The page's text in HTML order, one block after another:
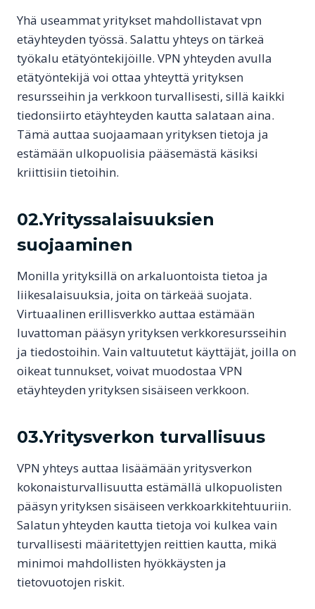
Yhä useammat yritykset mahdollistavat vpn
etäyhteyden työssä. Salattu yhteys on tärkeä
työkalu etätyöntekijöille. VPN yhteyden avulla
etätyöntekijä voi ottaa yhteyttä yrityksen
resursseihin ja verkkoon turvallisesti, sillä kaikki
tiedonsiirto etäyhteyden kautta salataan aina.
Tämä auttaa suojaamaan yrityksen tietoja ja
estämään ulkopuolisia pääsemästä käsiksi
kriittisiin tietoihin.
02.Yrityssalaisuuksien
suojaaminen
Monilla yrityksillä on arkaluontoista tietoa ja
liikesalaisuuksia, joita on tärkeää suojata.
Virtuaalinen erillisverkko auttaa estämään
luvattoman pääsyn yrityksen verkkoresursseihin
ja tiedostoihin. Vain valtuutetut käyttäjät, joilla on
oikeat tunnukset, voivat muodostaa VPN
etäyhteyden yrityksen sisäiseen verkkoon.
03.Yritysverkon turvallisuus
VPN yhteys auttaa lisäämään yritysverkon
kokonaisturvallisuutta estämällä ulkopuolisten
pääsyn yrityksen sisäiseen verkkoarkkitehtuuriin.
Salatun yhteyden kautta tietoja voi kulkea vain
turvallisesti määritettyjen reittien kautta, mikä
minimoi mahdollisten hyökkäysten ja
tietovuotojen riskit.